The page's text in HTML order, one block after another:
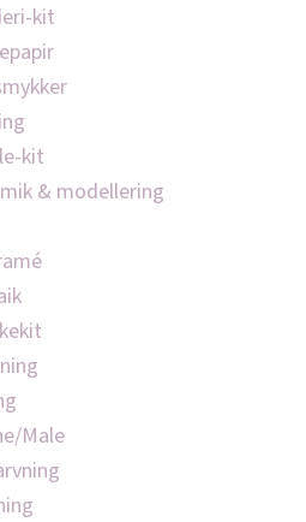
kit
kit
& modellering
Male